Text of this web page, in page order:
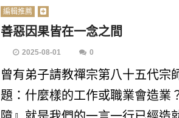
編輯推薦
善惡因果皆在一念之間
2025-08-01 0
曾有弟子請教禪宗第八十五代宗
題：什麼樣的工作或職業會造業